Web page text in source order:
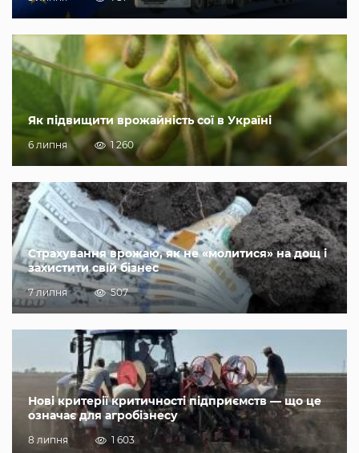
Як підвищити врожайність сої в Україні
6 липня 1 260
Страхування врожаю, як не «молитися» на дощ і
захистити свій бізнес
7 липня 507
Нові критерії критичності підприємств — що це
означає для агробізнесу
8 липня 1 603